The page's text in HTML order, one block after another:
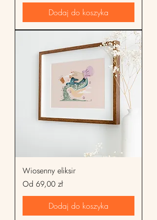
Dodaj do koszyka
Wiosenny eliksir
Od 69,00 zł
Cena rabatowa
Dodaj do koszyka